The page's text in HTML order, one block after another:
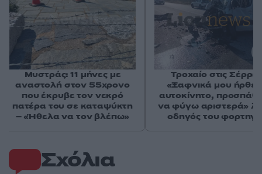
Σχόλια
Μυστράς: 11 μήνες με
αναστολή στον 55χρονο
που έκρυβε τον νεκρό
πατέρα του σε καταψύκτη
– «Ήθελα να τον βλέπω»
Τροχαίο στις
«Ξαφνικά μου ήρθε
αυτοκίνητο,
να φύγω αριστερά»
οδηγός του